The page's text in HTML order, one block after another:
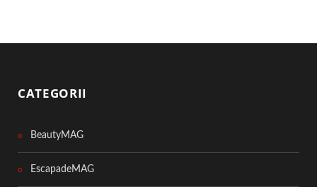
CATEGORII
BeautyMAG
EscapadeMAG